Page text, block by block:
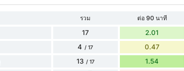
รวม ต่อ 90 นาที
17 2.01
4 / 17 0.47
13 / 17 1.54